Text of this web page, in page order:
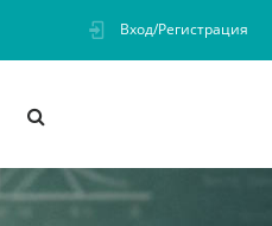
Вход/Регистрация